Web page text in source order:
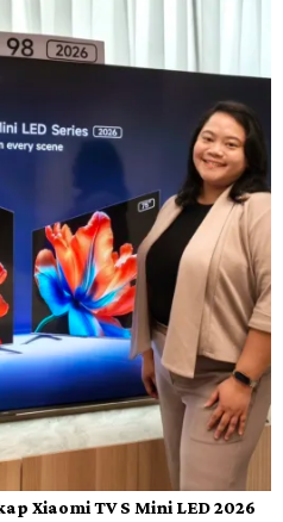
Xiaomi TV S Mini LED 2026